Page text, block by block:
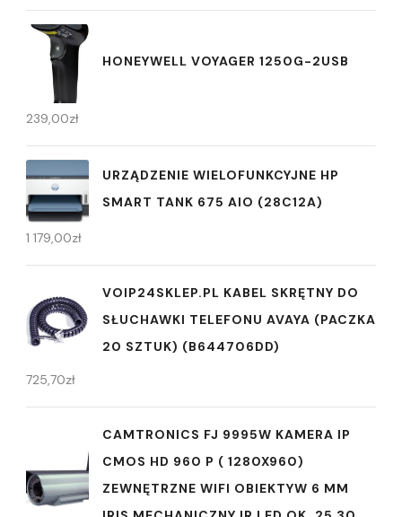
HONEYWELL VOYAGER 1250G-2USB
239,00zł
URZĄDZENIE WIELOFUNKCYJNE HP
SMART TANK 675 AIO (28C12A)
1 179,00zł
VOIP24SKLEP.PL KABEL SKRĘTNY DO
SŁUCHAWKI TELEFONU AVAYA (PACZKA
20 SZTUK) (B644706DD)
725,70zł
CAMTRONICS FJ 9995W KAMERA IP
CMOS HD 960 P ( 1280X960)
ZEWNĘTRZNE WIFI OBIEKTYW 6 MM